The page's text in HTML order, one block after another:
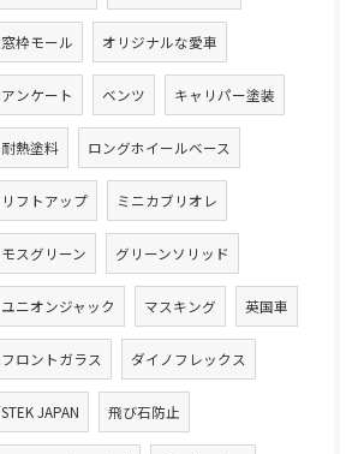
窓枠モール オリジナルな愛車
アンケート ベンツ キャリパー塗装
耐熱塗料 ロングホイールベース
リフトアップ ミニカブリオレ
モスグリーン グリーンソリッド
ユニオンジャック マスキング 英国車
フロントガラス ダイノフレックス
STEK JAPAN 飛び石防止